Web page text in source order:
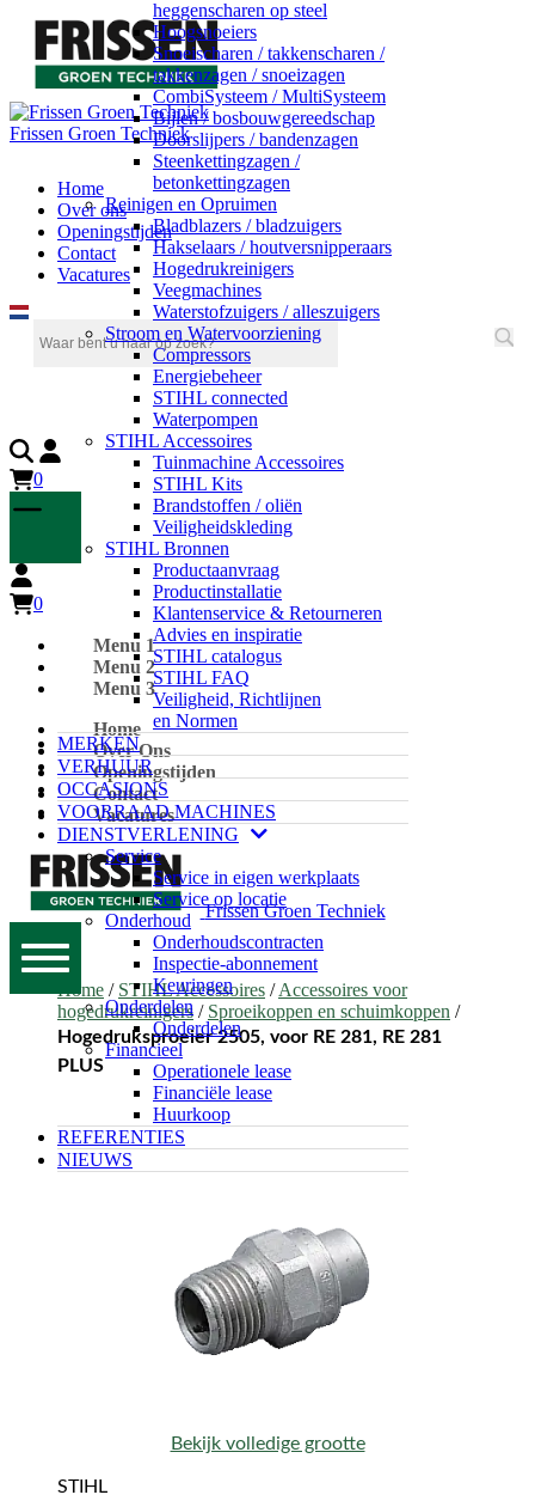
Frissen Groen Techniek
Home
Over ons
Openingstijden
Contact
Vacatures
heggenscharen op steel
Hoogsnoeiers
Snoeischaren / takkenscharen /
takkenzagen / snoeizagen
CombiSysteem / MultiSysteem
Bijlen / bosbouwgereedschap
Doorslijpers / bandenzagen
Steenkettingzagen /
betonkettingzagen
Reinigen en Opruimen
Bladblazers / bladzuigers
Hakselaars / houtversnipperaars
Hogedrukreinigers
Veegmachines
Waterstofzuigers / alleszuigers
Stroom en Watervoorziening
Compressors
Energiebeheer
STIHL connected
Waterpompen
STIHL Accessoires
Tuinmachine Accessoires
STIHL Kits
Brandstoffen / oliën
Veiligheidskleding
STIHL Bronnen
Productaanvraag
Productinstallatie
Klantenservice & Retourneren
Advies en inspiratie
STIHL catalogus
STIHL FAQ
Veiligheid, Richtlijnen
en Normen
MERKEN
VERHUUR
OCCASIONS
VOORRAAD MACHINES
DIENSTVERLENING
Service
Service in eigen werkplaats
Service op locatie
Onderhoud
Onderhoudscontracten
Inspectie-abonnement
Keuringen
Onderdelen
Onderdelen
Financieel
Operationele lease
Financiële lease
Huurkoop
REFERENTIES
NIEUWS
0
0
Menu 1
Menu 2
Menu 3
Home
Over Ons
Openingstijden
Contact
Vacatures
Frissen Groen Techniek
Home / STIHL Accessoires /Accessoires voor
hogedrukreinigers / Sproeikoppen en schuimkoppen /
Hogedruksproeier 2505, voor RE 281, RE 281
PLUS
Bekijk volledige grootte
STIHL